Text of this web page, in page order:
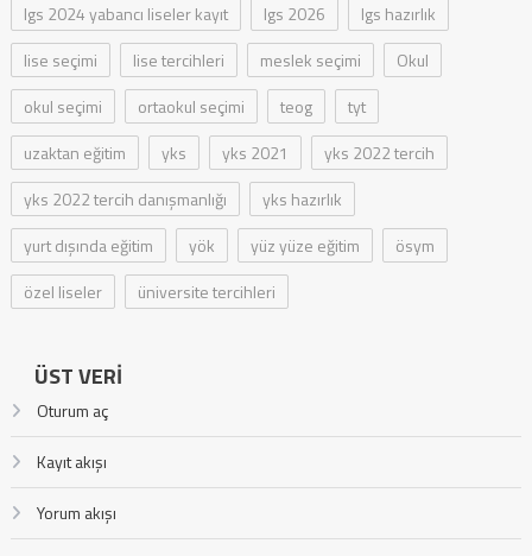
lgs 2024 yabancı liseler kayıt
lgs 2026
lgs hazırlık
lise seçimi
lise tercihleri meslek seçimi
Okul
okul seçimi
ortaokul seçimi teog
tyt
uzaktan eğitim
yks yks 2021
yks 2022 tercih
yks 2022 tercih danışmanlığı
yks hazırlık
yurt dışında eğitim
yök yüz yüze eğitim
ösym
özel liseler
üniversite tercihleri
ÜST VERI
Oturum aç
Kayıt akışı
Yorum akışı